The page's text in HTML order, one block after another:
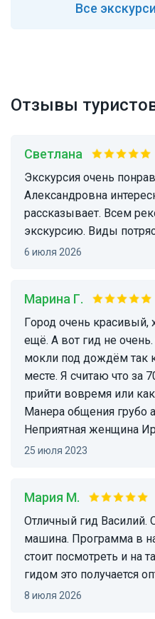
Все
Отзывы
Светлана
Экскурсия очень понравилась. Людмила
Александровна
рассказывает. Всем
экскурсию. Виды
6 июля 2026
Марина Г.
Город очень красивый, хотелось бы приехать
ещё. А вот гид не
мокли под дождём так
месте. Я считаю что
прийти вовремя или
Манера общения грубо
Неприятная женщина
25 июля 2023
Мария М.
Отличный гид Василий. Очень комфортная
машина. Программа в
стоит посмотреть и на
гидом это получается
8 июля 2026